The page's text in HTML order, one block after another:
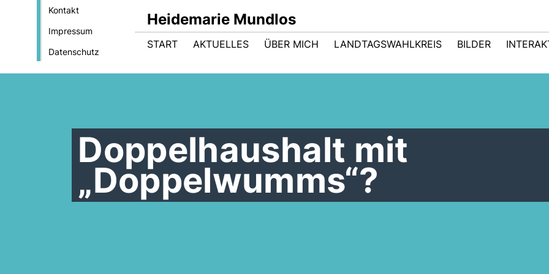
Kontakt
Impressum
Datenschutz
Heidemarie Mundlos
START AKTUELLES ÜBER MICH LANDTAGSWAHLKREIS BILDER
Doppelhaushalt mit
Doppelwumms“?